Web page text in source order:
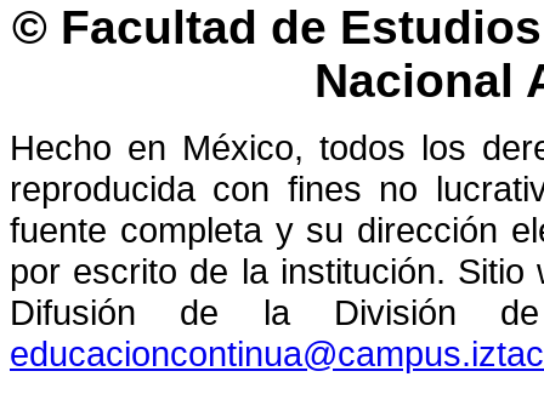
© Facultad de
Nacional
Hecho en México, todos los
reproducida con fines no
fuente completa y su dirección
por escrito de la institución.
Difusión de la División